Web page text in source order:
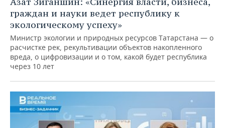
граждан и науки ведет республику к
экологическому успеху»
Министр экологии и природных ресурсов Татарстана — о
расчистке рек, рекультивации объектов накопленного
вреда, о цифровизации и о том, какой будет республика
через 10 лет